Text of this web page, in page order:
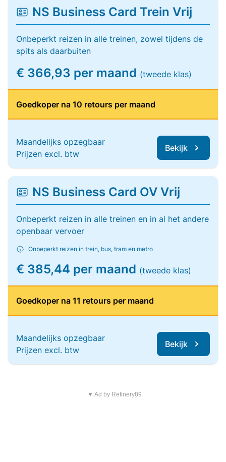
NS Business Card Trein Vrij
Onbeperkt reizen in alle treinen, zowel tijdens de
spits als daarbuiten
€ 366,93 per maand (tweede klas)
Goedkoper na 10 retours per maand
Maandelijks opzegbaar
Prijzen excl. btw
Bekijk
NS Business Card OV Vrij
Onbeperkt reizen in alle treinen en in al het andere
openbaar vervoer
Onbeperkt reizen in trein, bus, tram en metro
€ 385,44 per maand (tweede klas)
Goedkoper na 11 retours per maand
Maandelijks opzegbaar
Prijzen excl. btw
Bekijk
▼ Ad by Refinery89